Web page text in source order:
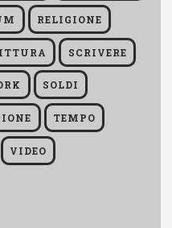
RELIGIONE
SCRIVERE
SOLDI
TEMPO
VIDEO